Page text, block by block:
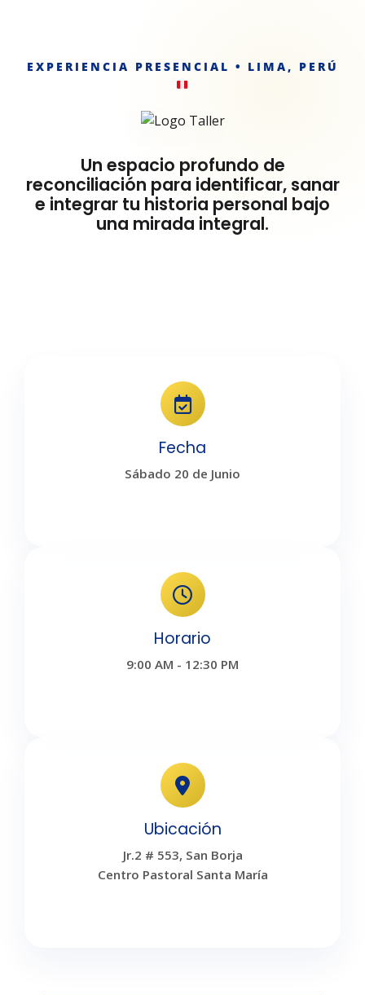
EXPERIENCIA PRESENCIAL • LIMA, PERÚ
Un espacio profundo de
reconciliación para identificar, sanar
e integrar tu historia personal bajo
una mirada integral.
Fecha
Sábado 20 de Junio
Horario
9:00 AM - 12:30 PM
Ubicación
Jr.2 # 553, San Borja
Centro Pastoral Santa María